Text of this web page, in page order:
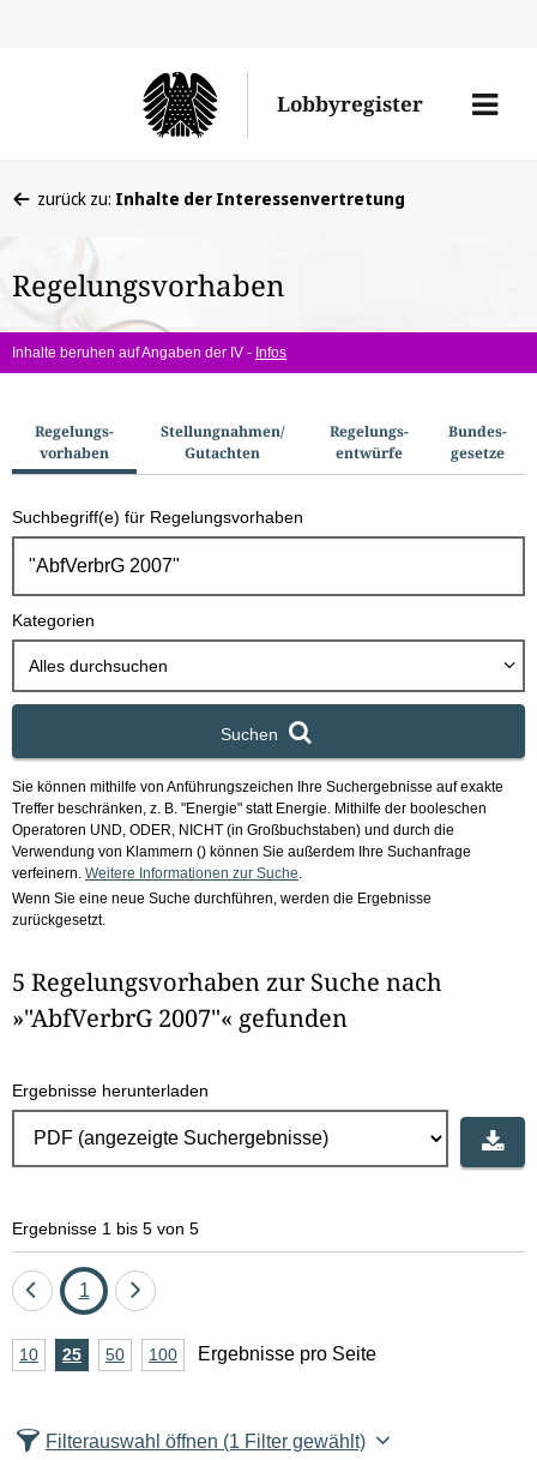
den
Lobbyregister
Menü
befinden
hier:
zurück zu: Inhalte der Interessenvertretung
Regelungsvorhaben
Inhalte beruhen auf Angaben der IV - Infos
u
c
h
o
Regelungs­
vorhaben
Stellungnahmen/​
Gutachten
Regelungs­
entwürfe
Bundes­
gesetze
Suchbegriff(e) für Regelungsvorhaben
Kategorien
Alles durchsuchen
Suchen
Sie können mithilfe von Anführungszeichen Ihre Suchergebnisse auf exakte
Treffer beschränken, z. B. "Energie" statt Energie. Mithilfe der booleschen
Operatoren UND, ODER, NICHT (in Großbuchstaben) und durch die
Verwendung von Klammern () können Sie außerdem Ihre Suchanfrage
verfeinern. Weitere Informationen zur Suche
Wenn Sie eine neue Suche durchführen, werden die Ergebnisse
zurückgesetzt.
5 Regelungsvorhaben zur Suche nach
»"AbfVerbrG 2007"« gefunden
Ergebnisse herunterladen
Ergebnisse 1 bis 5 von 5
Eine
zurück
Seite
1
Eine
vor
A
z
10Ergebnisse
25Ergebnisse
50Ergebnisse
100Ergebnisse
Ergebnisse pro Seite
Filterauswahl öffnen (1 Filter gewählt)